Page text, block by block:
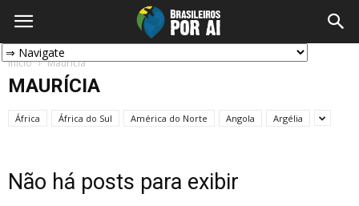
Início Maurícia
MAURÍCIA
África África do Sul América do Norte Angola Argélia
Não há posts para exibir